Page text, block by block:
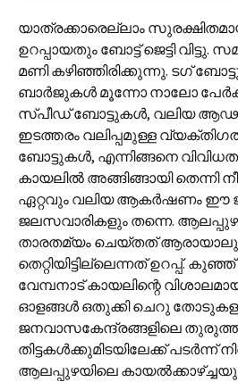
യാത്രക്കാരെല്ലാം
ഉറപ്പായതും ബോട്ട് ജെട്ടി
മണി കഴിഞ്ഞിരിക്കുന്നു. ടഗ്
ബാർജുകൾ മൂന്നോ നാലോ
സ്പീഡ് ബോട്ടുകൾ, വലിയ
ഇടത്തരം വലിപ്പമുള്ള
ബോട്ടുകൾ, എന്നിങ്ങനെ
കായലിൽ അങ്ങിങ്ങായി തെന്നി
ഏറ്റവും വലിയ ആകർഷണം
ജലസവാരികളും തന്നെ.
താരത‌മ്യം ചെയ്തത്
തെറ്റിയിട്ടില്ലെന്നത് ഉറപ്പ്.
വേമ്പനാട് കായലിന്റെ വിശാലമായ
ഓളങ്ങൾ ഒതുക്കി ചെറു
ജനവാസകേന്ദ്രങ്ങളിലെ
തിട്ടകൾക്കുമിടയിലേക്ക് പടർന്ന്
ആലപ്പുഴയിലെ